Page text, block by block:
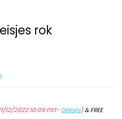
rok
12/2022 10:09 PST- Details)&FREE